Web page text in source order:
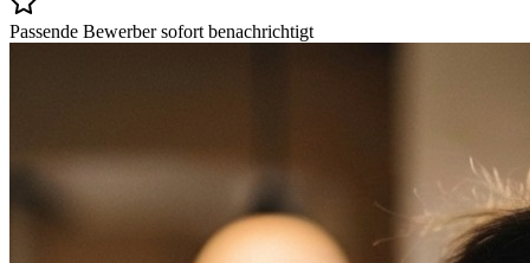
Passende Bewerber sofort benachrichtigt